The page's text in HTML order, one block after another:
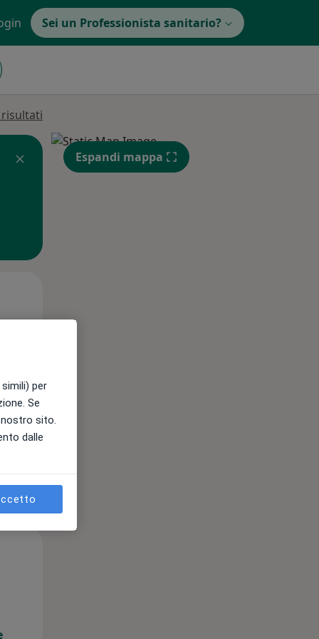
Sei un Professionista sanitario?
Espandi mappa
per
Se
sito.
dalle